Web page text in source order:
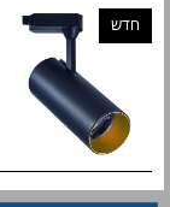
חדש